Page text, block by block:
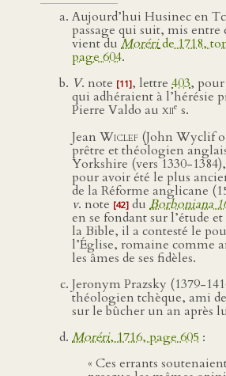
Aujourd’hui Husinec en
passage qui suit, mis entre
vient du Moréride 1718,
page 604.
V. note [11], lettre 403,
qui adhéraient à l’hérésie
Pierre Valdo au xiie s.
Jean Wiclef (John Wyclif
prêtre et théologien
Yorkshire (vers 1330-
pour avoir été le plus
de la Réforme anglicane
v. note [42] du Borboniana
en se fondant sur l’étude
la Bible, il a contesté le
l’Église, romaine comme
les âmes de ses fidèles.
Jeronym Prazsky (1379-
théologien tchèque, ami
sur le bûcher un an après
Moréri, 1716, page 605 :
« Ces errants